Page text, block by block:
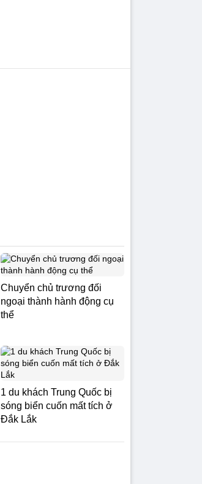
Chuyển chủ trương đối
ngoại thành hành động cụ
thể
1 du khách Trung Quốc bị
sóng biển cuốn mất tích ở
Đắk Lắk